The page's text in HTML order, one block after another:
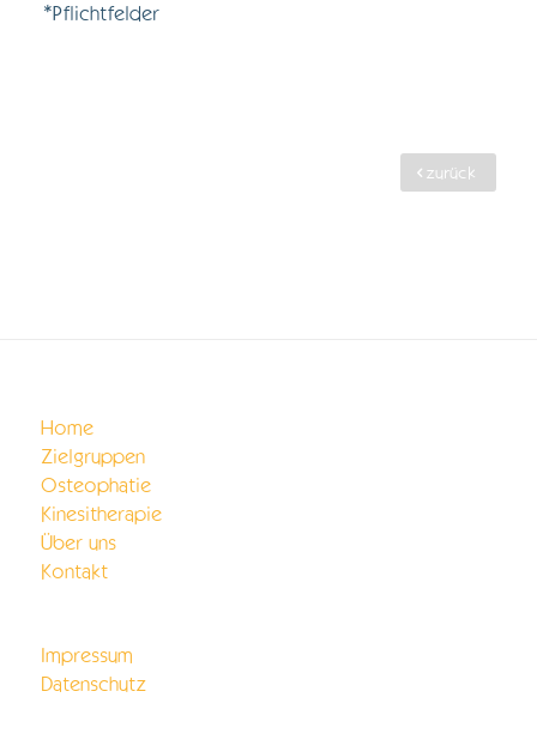
*Pflichtfelder
zurück
Home
Zielgruppen
Osteophatie
Kinesitherapie
Über uns
Kontakt
Impressum
Datenschutz